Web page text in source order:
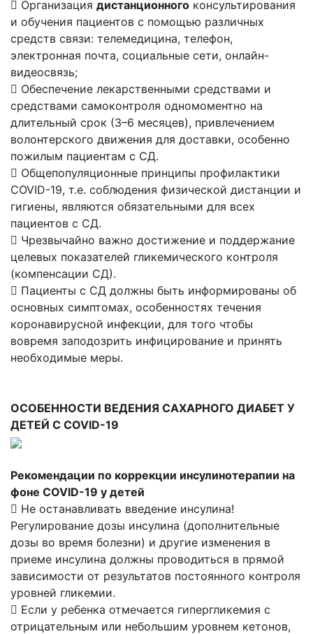
 Организация дистанционного консультирования
и обучения пациентов с помощью различных
средств связи: телемедицина, телефон,
электронная почта, социальные сети, онлайн-
видеосвязь;
 Обеспечение лекарственными средствами и
средствами самоконтроля одномоментно на
длительный срок (3–6 месяцев), привлечением
волонтерского движения для доставки, особенно
пожилым пациентам с СД.
 Общепопуляционные принципы профилактики
COVID-19, т.е. соблюдения физической дистанции и
гигиены, являются обязательными для всех
пациентов с СД.
 Чрезвычайно важно достижение и поддержание
целевых показателей гликемического контроля
(компенсации СД).
 Пациенты с СД должны быть информированы об
основных симптомах, особенностях течения
коронавирусной инфекции, для того чтобы
вовремя заподозрить инфицирование и принять
необходимые меры.
ОСОБЕННОСТИ ВЕДЕНИЯ САХАРНОГО ДИАБЕТ У
ДЕТЕЙ С COVID-19
Рекомендации по коррекции инсулинотерапии на
фоне COVID-19 у детей
 Не останавливать введение инсулина!
Регулирование дозы инсулина (дополнительные
дозы во время болезни) и другие изменения в
приеме инсулина должны проводиться в прямой
зависимости от результатов постоянного контроля
уровней гликемии.
 Если у ребенка отмечается гипергликемия с
отрицательным или небольшим уровнем кетонов,